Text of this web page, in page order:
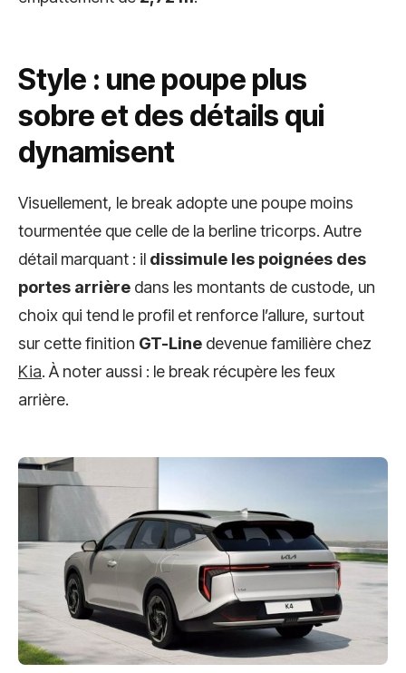
Style : une poupe plus
sobre et des détails qui
dynamisent
Visuellement, le break adopte une poupe moins
tourmentée que celle de la berline tricorps. Autre
détail marquant : il dissimule les poignées des
portes arrière dans les montants de custode, un
choix qui tend le profil et renforce l’allure, surtout
sur cette finition GT-Line devenue familière chez
Kia. À noter aussi : le break récupère les feux
arrière.